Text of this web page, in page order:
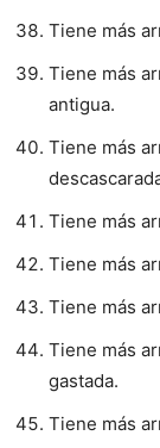
Tiene más
Tiene más
antigua.
Tiene más
Tiene más
Tiene más
Tiene más
Tiene más
gastada.
Tiene más